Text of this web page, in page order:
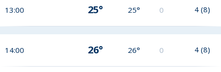
13:00 25° 25° 0 4 (8)
14:00 26° 26° 0 4 (8)